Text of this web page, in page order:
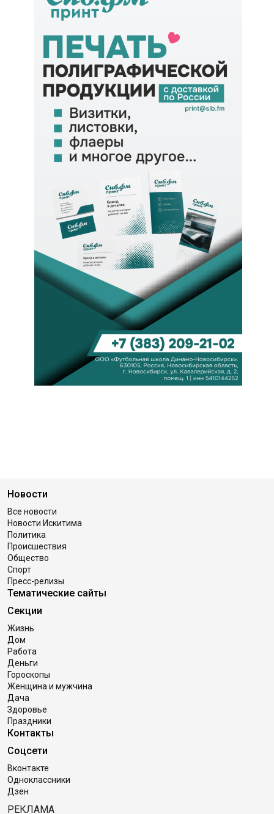
Новости
Все новости
Новости Искитима
Политика
Происшествия
Общество
Спорт
Пресс-релизы
Тематические сайты
Секции
Жизнь
Дом
Работа
Деньги
Гороскопы
Женщина и мужчина
Дача
Здоровье
Праздники
Контакты
Соцсети
Вконтакте
Одноклассники
Дзен
РЕКЛАМА